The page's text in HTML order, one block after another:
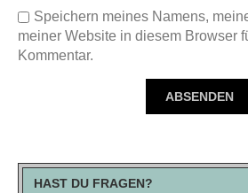
Speichern meines Namens,
meiner Website in diesem Browser
Kommentar.
HAST DU FRAGEN?